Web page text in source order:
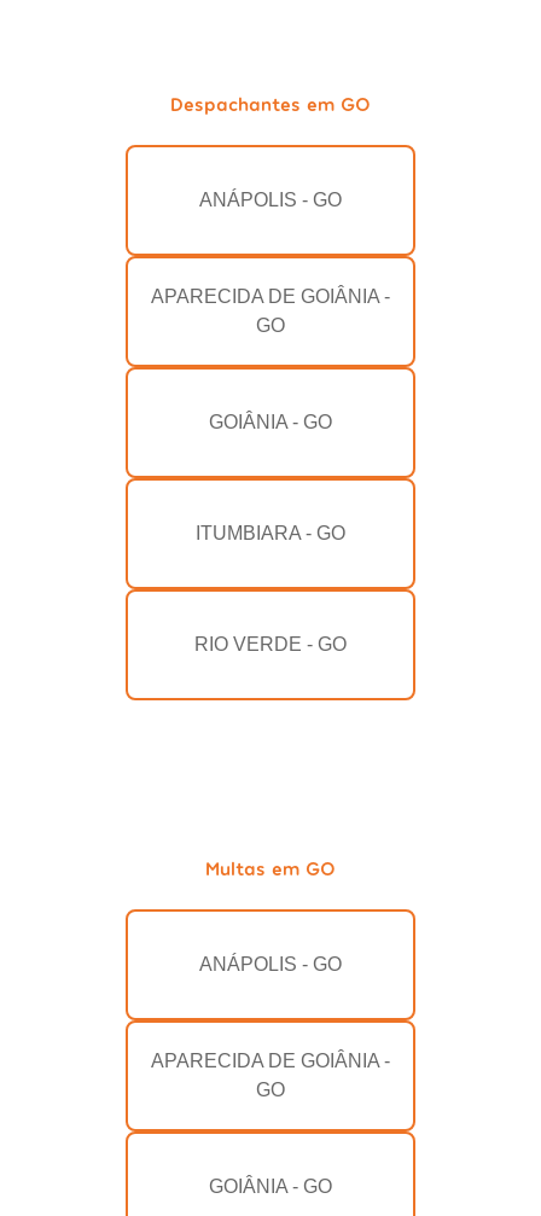
Despachantes em GO
ANÁPOLIS - GO
APARECIDA DE GOIÂNIA -
GO
GOIÂNIA - GO
ITUMBIARA - GO
RIO VERDE - GO
Multas em GO
ANÁPOLIS - GO
APARECIDA DE GOIÂNIA -
GO
GOIÂNIA - GO